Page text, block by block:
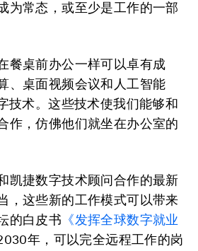
为常态，或至少是工作的一部
餐桌前办公一样可以卓有成
、桌面视频会议和人工智能
技术。这些技术使我们能够和
作，仿佛他们就坐在办公室的
凯捷数字技术顾问合作的最新
，这些新的工作模式可以带来
的白皮书 《发挥全球数字就业
年，可以完全远程工作的岗